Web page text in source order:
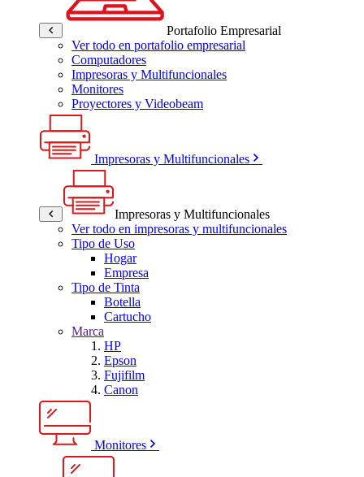
Portafolio Empresarial
Ver todo en portafolio empresarial
Computadores
Impresoras y Multifuncionales
Monitores
Proyectores y Videobeam
Impresoras y Multifuncionales
Impresoras y Multifuncionales
Ver todo en impresoras y multifuncionales
Tipo de Uso
Hogar
Empresa
Tipo de Tinta
Botella
Cartucho
Marca
HP
Epson
Fujifilm
Canon
Monitores